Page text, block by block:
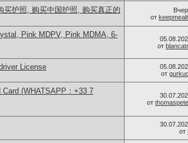
护照, 购买中国护照, 购买真正的
от
Pink MDPV, Pink MDMA, 6-
от
License
от
(WHATSAPP：+33 7
от
от